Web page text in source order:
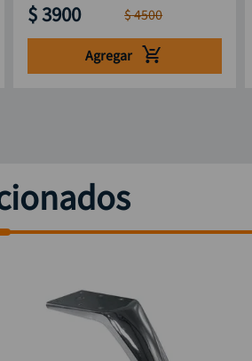
$3900 $4500
Agregar